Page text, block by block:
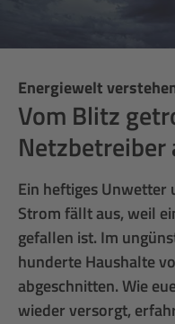
Energiewelt
Vom Blitz
Netzbetreiber
Ein heftiges Unwetter
Strom fällt aus, weil
gefallen ist. Im
hunderte Haushalte
abgeschnitten. Wie
wieder versorgt,